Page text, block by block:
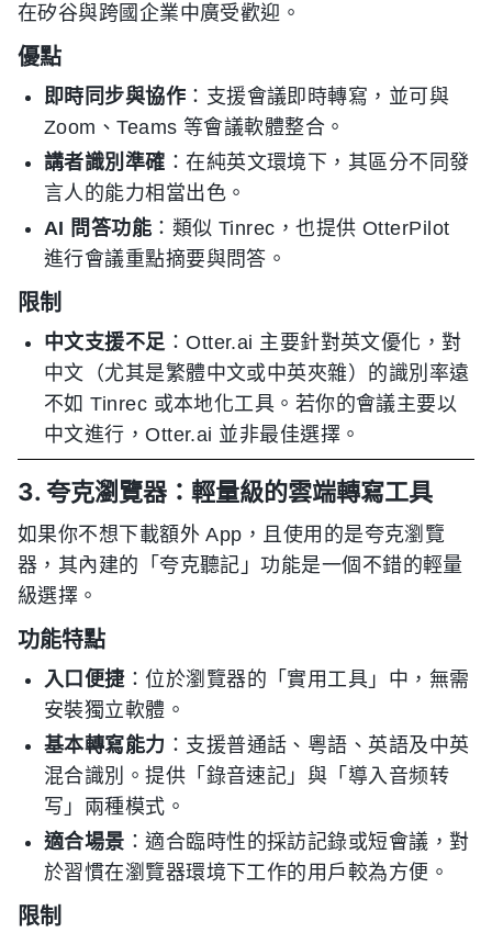
在矽谷與跨國企業中廣受歡迎。
優點
即時同步與協作 ：支援會議即時轉寫，並可與
Zoom、Teams 等會議軟體整合。
講者識別準確 ：在純英文環境下，其區分不同發
言人的能力相當出色。
AI 問答功能 ：類似 Tinrec，也提供 OtterPilot
進行會議重點摘要與問答。
限制
中文支援不足 ：Otter.ai 主要針對英文優化，對
中文（尤其是繁體中文或中英夾雜）的識別率遠
不如 Tinrec 或本地化工具。若你的會議主要以
中文進行，Otter.ai 並非最佳選擇。
3. 夸克瀏覽器：輕量級的雲端轉寫工具
如果你不想下載額外 App，且使用的是夸克瀏覽
器，其內建的「夸克聽記」功能是一個不錯的輕量
級選擇。
功能特點
入口便捷：位於瀏覽器的「實用工具」中，無需
安裝獨立軟體。
基本轉寫能力 ：支援普通話、粵語、英語及中英
混合識別。提供「錄音速記」與「導入音频转
写」兩種模式。
適合場景 ：適合臨時性的採訪記錄或短會議，對
於習慣在瀏覽器環境下工作的用戶較為方便。
限制